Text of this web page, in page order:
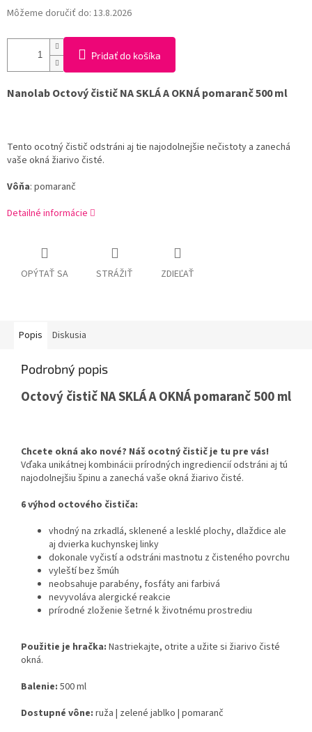
Môžeme doručiť do: 13.8.2026
Pridať do košíka
Nanolab Octový čistič NA SKLÁ A OKNÁ pomaranč 500 ml
Tento ocotný čistič odstráni aj tie najodolnejšie nečistoty a zanechá
vaše okná žiarivo čisté.
Vôňa: pomaranč
Detailné informácie
OPÝTAŤ SA STRÁŽIŤ ZDIEĽAŤ
Popis Diskusia
Podrobný popis
Octový čistič NA SKLÁ A OKNÁ pomaranč 500 ml
Chcete okná ako nové? Náš ocotný čistič je tu pre vás!
Vďaka unikátnej kombinácii prírodných ingrediencií odstráni aj tú
najodolnejšiu špinu a zanechá vaše okná žiarivo čisté.
6 výhod octového čističa:
vhodný na zrkadlá, sklenené a lesklé plochy, dlaždice ale
aj dvierka kuchynskej linky
dokonale vyčistí a odstráni mastnotu z čisteného povrchu
vyleští bez šmúh
neobsahuje parabény, fosfáty ani farbivá
nevyvoláva alergické reakcie
prírodné zloženie šetrné k životnému prostrediu
Použitie je hračka: Nastriekajte, otrite a užite si žiarivo čisté
okná.
Balenie: 500 ml
Dostupné vône: ruža | zelené jablko | pomaranč